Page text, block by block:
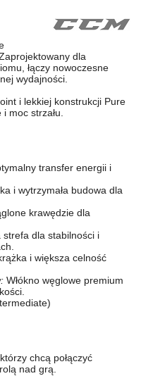
dla
łączy nowoczesne
wydajności.
i lekkiej konstrukcji Pure
moc strzału.
transfer energii i
i wytrzymała budowa dla
krawędzie dla
strefa dla stabilności i
i większa celność
Włókno węglowe premium
chcą połączyć
nad grą.